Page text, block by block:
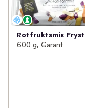
Rotfruktsmix Fryst
600 g, Garant